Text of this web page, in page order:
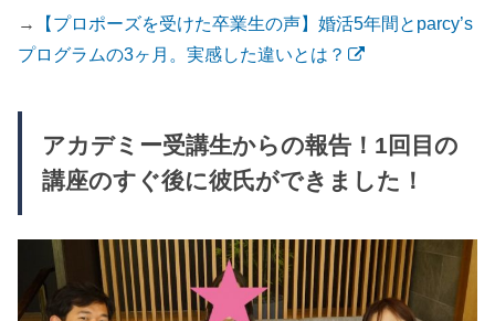
→
【プロポーズを受けた卒業生の声】婚活5年間とparcy’s
プログラムの3ヶ月。実感した違いとは？
アカデミー受講生からの報告！1回目の
講座のすぐ後に彼氏ができました！